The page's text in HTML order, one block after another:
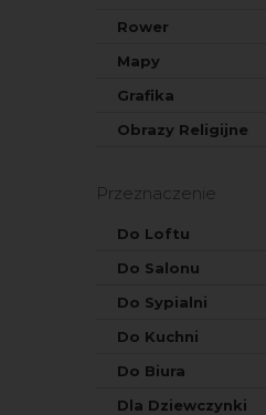
Rower
Mapy
Grafika
Obrazy Religijne
Przeznaczenie
Do Loftu
Do Salonu
Do Sypialni
Do Kuchni
Do Biura
Dla Dziewczynki